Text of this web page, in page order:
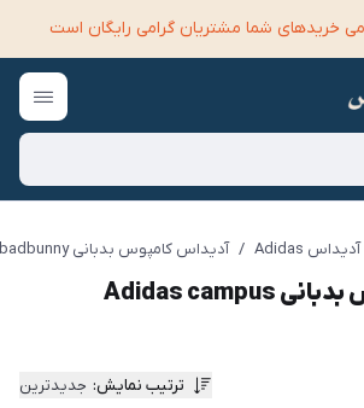
خرید‌های شما مشتریان گرامی رایگان است
آدیداس Adidas / آدیداس کامپوس بدبانی Adidas campus badbunny
آدیداس کامپوس بدبانی Adidas campus
ترتیب نمایش: جدیدترین